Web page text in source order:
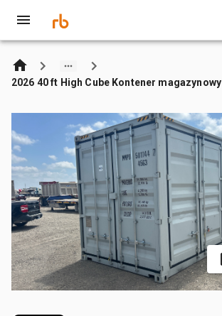
2026 40 ft High Cube Kontener magazynowy